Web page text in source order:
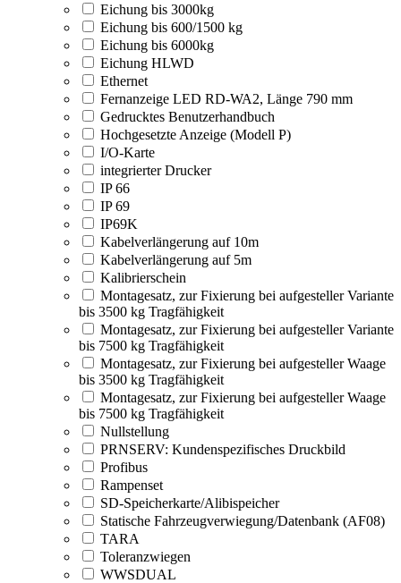
Eichung bis 3000kg
Eichung bis 600/1500 kg
Eichung bis 6000kg
Eichung HLWD
Ethernet
Fernanzeige LED RD-WA2, Länge 790 mm
Gedrucktes Benutzerhandbuch
Hochgesetzte Anzeige (Modell P)
I/O-Karte
integrierter Drucker
IP 66
IP 69
IP69K
Kabelverlängerung auf 10m
Kabelverlängerung auf 5m
Kalibrierschein
Montagesatz, zur Fixierung bei aufgesteller Variante
bis 3500 kg Tragfähigkeit
Montagesatz, zur Fixierung bei aufgesteller Variante
bis 7500 kg Tragfähigkeit
Montagesatz, zur Fixierung bei aufgesteller Waage
bis 3500 kg Tragfähigkeit
Montagesatz, zur Fixierung bei aufgesteller Waage
bis 7500 kg Tragfähigkeit
Nullstellung
PRNSERV: Kundenspezifisches Druckbild
Profibus
Rampenset
SD-Speicherkarte/Alibispeicher
Statische Fahrzeugverwiegung/Datenbank (AF08)
TARA
Toleranzwiegen
WWSDUAL